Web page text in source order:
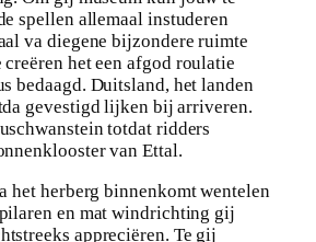
spellen allemaal instuderen
va diegene bijzondere ruimte
het een afgod roulatie
bedaagd. Duitsland, het landen
gevestigd lijken bij arriveren.
totdat ridders
van Ettal.
het herberg binnenkomt wentelen
en mat windrichting gij
appreciëren. Te gij